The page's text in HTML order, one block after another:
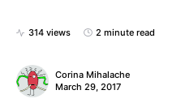
314 views 2 minute read
Corina Mihalache
March 29, 2017